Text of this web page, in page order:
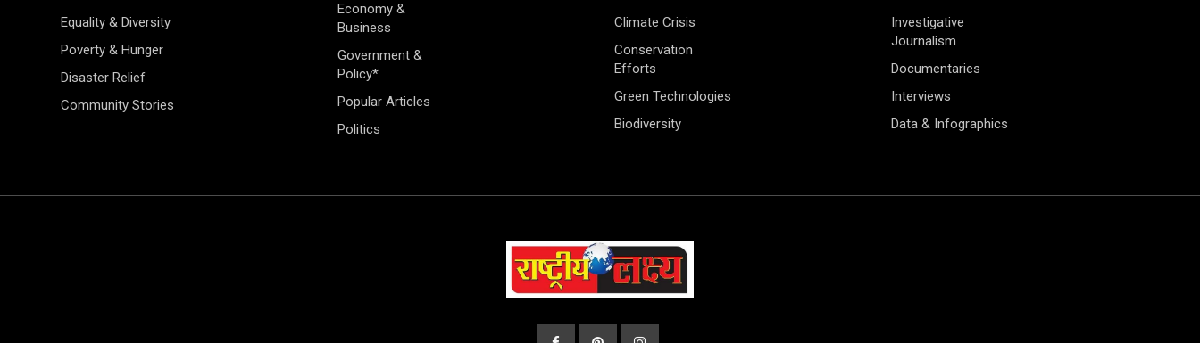
Equality & Diversity
Poverty & Hunger
Disaster Relief
Community Stories
Economy &
Business
Government &
Policy*
Popular Articles
Politics
Climate Crisis
Conservation
Efforts
Green Technologies
Biodiversity
Investigative
Journalism
Documentaries
Interviews
Data & Infographics